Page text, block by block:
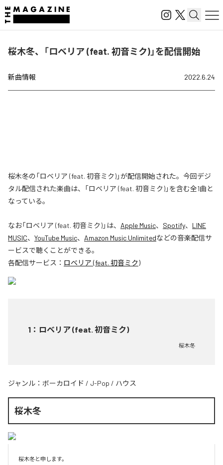
桜木冬、「ロベリア (feat. 初音ミク)」を配信開始
新曲情報 2022.6.24
桜木冬の「ロベリア (feat. 初音ミク)」が配信開始された。今回デジ
タル配信された楽曲は、「ロベリア (feat. 初音ミク)」を含む全1曲と
なっている。
なお「ロベリア (feat. 初音ミク)」は、 Apple Music、 Spotify、 LINE
MUSIC、 YouTube Music、 Amazon Music Unlimitedなどの音楽配信サ
ービスで聴くことができる。
各配信サービス： ロベリア (feat. 初音ミク)
1 ： ロベリア (feat. 初音ミク)
桜木冬
ジャンル： ボーカロイド / J-Pop / ハウス
桜木冬
桜木冬と申します。